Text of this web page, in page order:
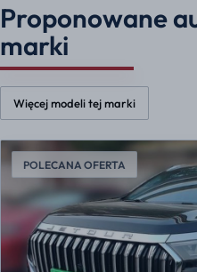
Proponowane
marki
Więcej modeli tej marki
POLECANA OFERTA